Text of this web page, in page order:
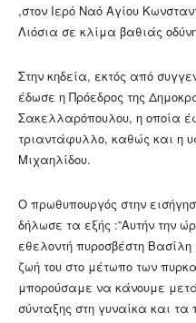
,στον Ιερό Ναό Αγίου
Λιόσια σε κλίμα βαθιάς
Στην κηδεία, εκτός από
έδωσε η Πρόεδρος της
Σακελλαρόπουλου, η οποία
τριαντάφυλλο, καθώς και η
Μιχαηλίδου.
Ο πρωθυπουργός στην
δήλωσε τα εξής :”Αυτήν την
εθελοντή πυροσβέστη
ζωή του στο μέτωπο των
μπορούσαμε να κάνουμε
σύνταξης στη γυναίκα και